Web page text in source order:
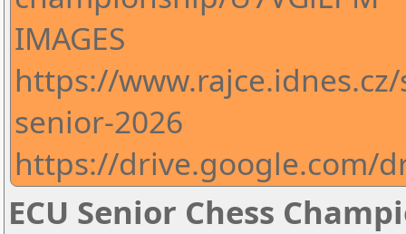
IMAGES
https://
senior-2026
https://drive.google.com/
ECU Senior Chess